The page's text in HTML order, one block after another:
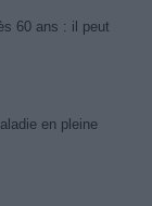
60 ans : il peut
en pleine